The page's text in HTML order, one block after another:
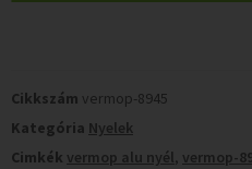
Cikkszám vermop-8945
Kategória Nyelek
Cimkék vermop alu nyél, vermop-